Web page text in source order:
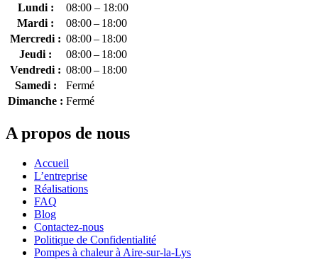
Lundi :
08:00 – 18:00
Mardi :
08:00 – 18:00
Mercredi : 08:00 – 18:00
Jeudi :
08:00 – 18:00
Vendredi : 08:00 – 18:00
Samedi :
Fermé
Dimanche : Fermé
A propos de nous
Accueil
L’entreprise
Réalisations
FAQ
Blog
Contactez-nous
Politique de Confidentialité
Pompes à chaleur à Aire-sur-la-Lys